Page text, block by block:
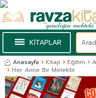
KİTAPLAR
Anasayfa Kitap Eğitim
Her Anne Bir Melektir